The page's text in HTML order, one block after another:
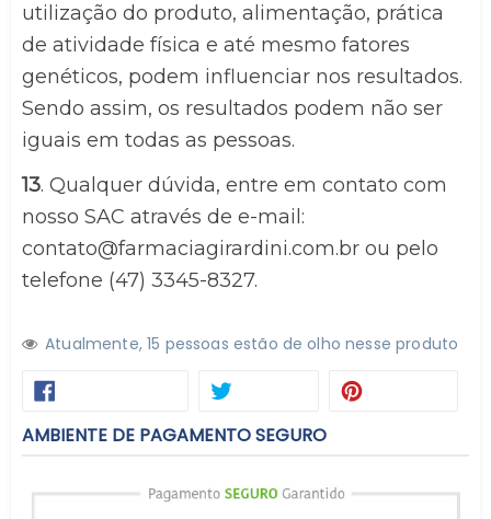
utilização do produto, alimentação, prática
de atividade física e até mesmo fatores
genéticos, podem influenciar nos resultados.
Sendo assim, os resultados podem não ser
iguais em todas as pessoas.
13. Qualquer dúvida, entre em contato com
contato@farmaciagirardini.com.br ou pelo
telefone (47) 3345-8327.
Atualmente,15 pessoas estão de olho nesse produto
COMPARTILHAR TWEETAR
AMBIENTE DE PAGAMENTO SEGURO